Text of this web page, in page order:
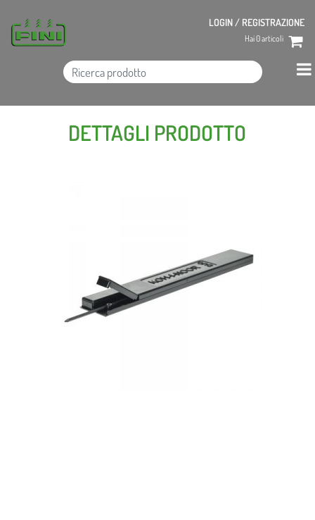
LOGIN / REGISTRAZIONE
Hai0articoli
DETTAGLI PRODOTTO